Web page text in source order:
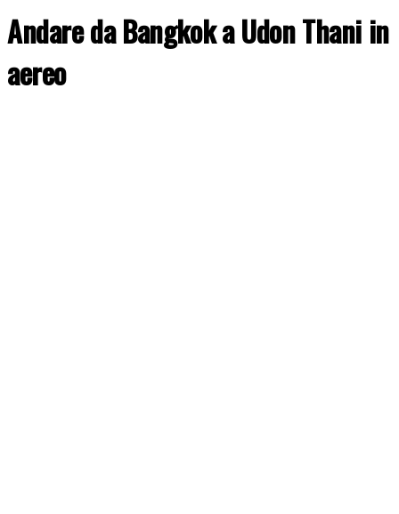
Andare da Bangkok a Udon Thani in
aereo